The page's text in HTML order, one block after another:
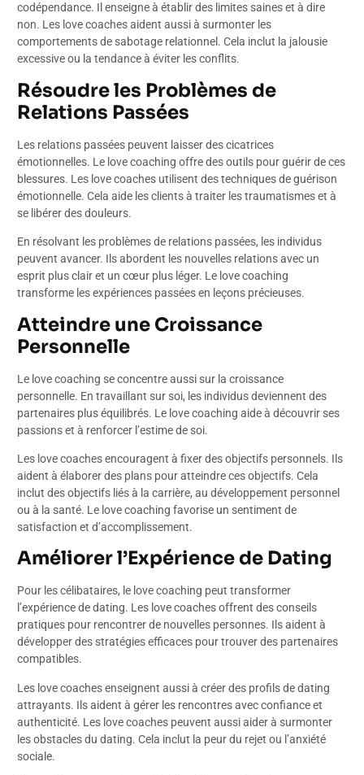
codépendance. Il enseigne à établir des limites saines et à dire
non. Les love coaches aident aussi à surmonter les
comportements de sabotage relationnel. Cela inclut la jalousie
excessive ou la tendance à éviter les conflits.
Résoudre les Problèmes de
Relations Passées
Les relations passées peuvent laisser des cicatrices
émotionnelles. Le love coaching offre des outils pour guérir de ces
blessures. Les love coaches utilisent des techniques de guérison
émotionnelle. Cela aide les clients à traiter les traumatismes et à
se libérer des douleurs.
En résolvant les problèmes de relations passées, les individus
peuvent avancer. Ils abordent les nouvelles relations avec un
esprit plus clair et un cœur plus léger. Le love coaching
transforme les expériences passées en leçons précieuses.
Atteindre une Croissance
Personnelle
Le love coaching se concentre aussi sur la croissance
personnelle. En travaillant sur soi, les individus deviennent des
partenaires plus équilibrés. Le love coaching aide à découvrir ses
passions et à renforcer l’estime de soi.
Les love coaches encouragent à fixer des objectifs personnels. Ils
aident à élaborer des plans pour atteindre ces objectifs. Cela
inclut des objectifs liés à la carrière, au développement personnel
ou à la santé. Le love coaching favorise un sentiment de
satisfaction et d’accomplissement.
Améliorer l’Expérience de Dating
Pour les célibataires, le love coaching peut transformer
l’expérience de dating. Les love coaches offrent des conseils
pratiques pour rencontrer de nouvelles personnes. Ils aident à
développer des stratégies efficaces pour trouver des partenaires
compatibles.
Les love coaches enseignent aussi à créer des profils de dating
attrayants. Ils aident à gérer les rencontres avec confiance et
authenticité. Les love coaches peuvent aussi aider à surmonter
les obstacles du dating. Cela inclut la peur du rejet ou l’anxiété
sociale.